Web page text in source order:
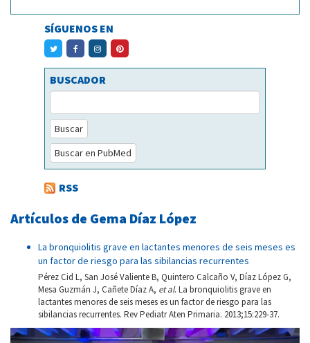
SÍGUENOS EN
BUSCADOR
Buscar
Buscar en PubMed
RSS
Artículos de Gema Díaz López
La bronquiolitis grave en lactantes menores de seis meses es
un factor de riesgo para las sibilancias recurrentes
Pérez Cid L, San José Valiente B, Quintero Calcaño V, Díaz López G,
Mesa Guzmán J, Cañete Díaz A, et al. La bronquiolitis grave en
lactantes menores de seis meses es un factor de riesgo para las
sibilancias recurrentes. Rev Pediatr Aten Primaria. 2013;15:229-37.